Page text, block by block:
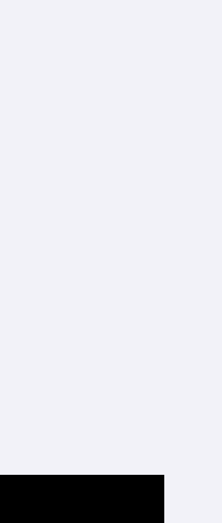
qui
: rendre l’échographie plus
pleinement dans cette
continuité de vos